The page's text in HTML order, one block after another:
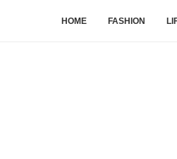
HOME FASHION